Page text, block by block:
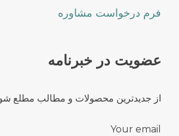
فرم درخواست مشاوره
عضویت در خبرنامه
از جدیدترین محصولات و مطالب مطلع
Your email